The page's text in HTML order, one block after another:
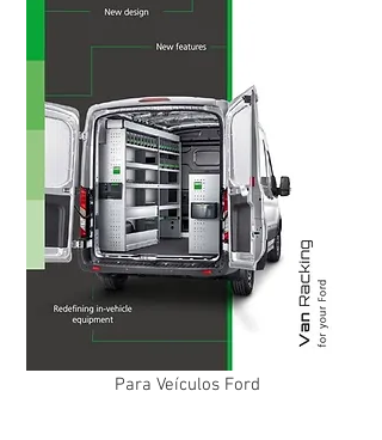
Para Veículos Ford